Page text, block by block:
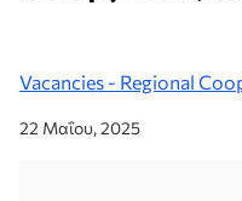
Vacancies - Regional
22 Μαΐου, 2025